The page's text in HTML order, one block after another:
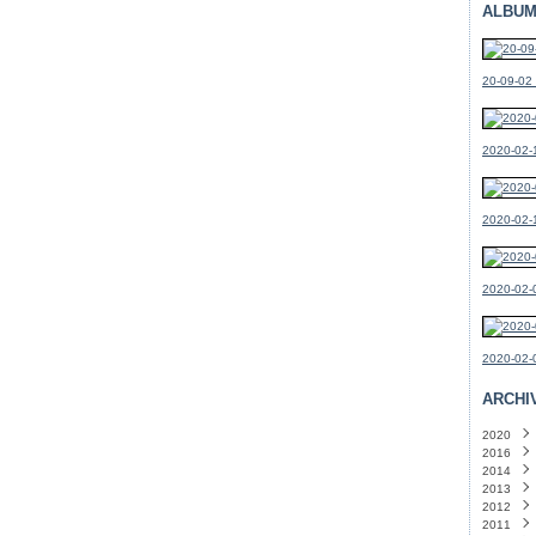
20-09-
2020-02-
2020-02-
2020-02-
2020-02-
2020
Février
2016
Mars
Février
2014
2013
Août
2012
2011